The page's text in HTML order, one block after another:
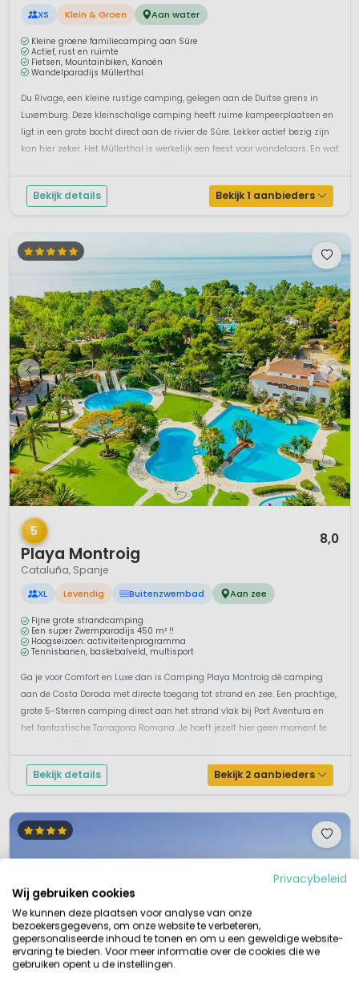
XS Klein & Groen Aan water
Kleine groene familiecamping aan Sûre
Actief, rust en ruimte
Fietsen, Mountainbiken, Kanoën
Wandelparadijs Müllerthal
Du Rivage, een kleine rustige camping, gelegen aan de Duitse grens in
Luxemburg. Deze kleinschalige camping heeft ruime kampeerplaatsen en
ligt in een grote bocht direct aan de rivier de Sûre. Lekker actief bezig zijn
kan hier zeker. Het Müllerthal is werkelijk een feest voor wandelaars. En wat
Bekijk details Bekijk 1 aanbieders
1 / 12
5
Playa Montroig
8,0
Cataluña, Spanje
XL Levendig Buitenzwembad Aan zee
Fijne grote strandcamping
Een super Zwemparadijs 450 m² !!
Hoogseizoen: activiteitenprogramma
Tennisbanen, baskebalveld, multisport
Ga je voor Comfort en Luxe dan is Camping Playa Montroig dé camping
aan de Costa Dorada met directe toegang tot strand en zee. Een prachtige,
grote 5-Sterren camping direct aan het strand vlak bij Port Aventura en
het fantastische Tarragona Romana. Je hoeft jezelf hier geen moment te
Bekijk details Bekijk 2 aanbieders
Privacybeleid
Wij gebruiken cookies
We kunnen deze plaatsen voor analyse van onze
bezoekersgegevens, om onze website te verbeteren,
gepersonaliseerde inhoud te tonen en om u een geweldige website-
ervaring te bieden. Voor meer informatie over de cookies die we
gebruiken opent u de instellingen.